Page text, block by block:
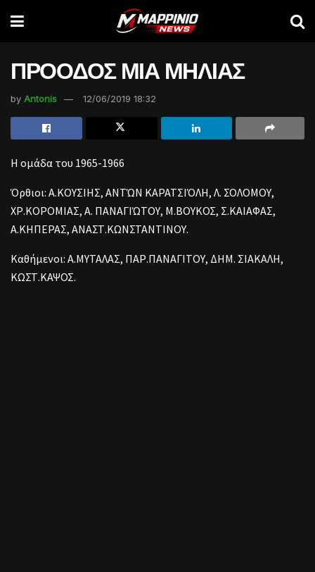
ΠΡΟΟΔΟΣ ΜΙΑ ΜΗΛΙΑΣ
by Antonis 12/06/2019 18:32
H ομάδα του 1965-1966
Όρθιοι: Α.ΚΟΥΣΙΗΣ, ΑΝΤΏΝ ΚΑΡΑΤΣΙΌΛΗ, Λ. ΣΟΛΟΜΟΥ,
ΧΡ.ΚΟΡΟΜΙΑΣ, Α. ΠΑΝΑΓΙΏΤΟΥ, Μ.ΒΟΥΚΟΣ, Σ.ΚΑΙΑΦΑΣ,
Α.ΚΗΠΕΡΑΣ, ΑΝΑΣΤ.ΚΩΝΣΤΑΝΤΙΝΟΥ.
Καθήμενοι: Α.ΜΥΤΑΛΑΣ, ΠΑΡ.ΠΑΝΑΓΙΤΟΥ, ΔΗΜ. ΣΙΑΚΑΛΗ,
ΚΩΣΤ.ΚΑΨΟΣ.